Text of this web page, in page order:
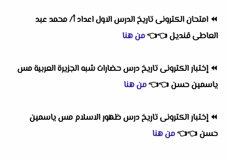
⏪ امتحان الكترونى تاريخ الدرس الاول اعداد أ/ محمد عبد
العاطى قنديل👈
👈من هنا
⏪إختبار الكترونى تاريخ درس حضارات شبه الجزيرة العربية مس
ياسمين حسن👈
👈من هنا
⏪إختبار الكترونى تاريخ درس ظهور الاسلام مس ياسمين
حسن👈
👈من هنا